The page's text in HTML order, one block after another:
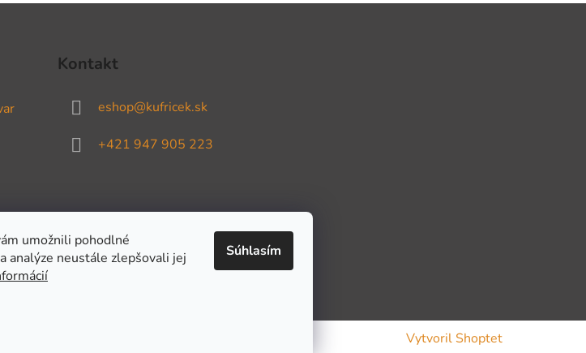
umožnili pohodlné
analýze neustále zlepšovali jej
Súhlasím
Kontakt
eshop@kufricek.sk
+421 947 905 223
Vytvoril Shoptet